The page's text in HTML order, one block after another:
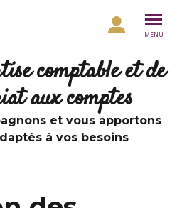
MENU
comptable et de
aux comptes
et vous apportons
à vos besoins